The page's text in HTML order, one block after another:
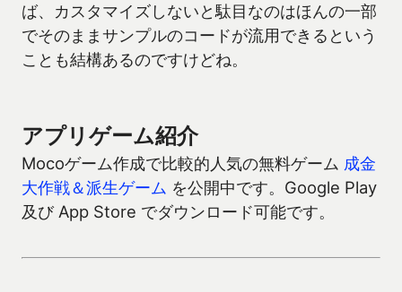
ば、カスタマイズしないと駄目なのはほんの一部
でそのままサンプルのコードが流用できるという
ことも結構あるのですけどね。
アプリゲーム紹介
Mocoゲーム作成で比較的人気の無料ゲーム 成金
大作戦＆派生ゲーム を公開中です。Google Play
及び App Store でダウンロード可能です。